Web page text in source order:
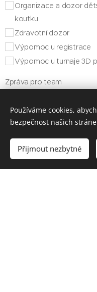
Organizace a dozor
koutku
Zdravotní dozor
Výpomoc u registrace
Výpomoc u turnaje 3D
Zpráva pro team
Používáme cookies,
bezpečnost našich
Přijmout nezbytné